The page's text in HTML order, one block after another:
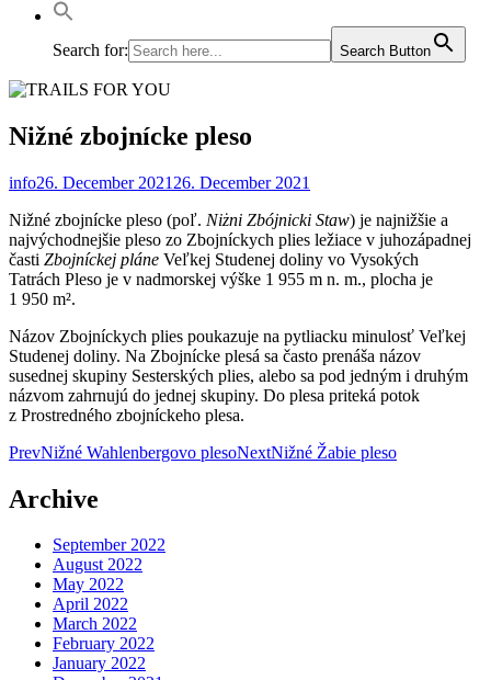
Search for: Search Button
Nižné zbojnícke pleso
info26. December 2021 26. December 2021
Nižné zbojnícke pleso (poľ. Niżni Zbójnicki Staw) je najnižšie a
najvýchodnejšie pleso zo Zbojníckych plies ležiace v juhozápadnej
časti Zbojníckej pláne Veľkej Studenej doliny vo Vysokých
Tatrách Pleso je v nadmorskej výške 1 955 m n. m., plocha je
1 950 m².
Názov Zbojníckych plies poukazuje na pytliacku minulosť Veľkej
Studenej doliny. Na Zbojnícke plesá sa často prenáša názov
susednej skupiny Sesterských plies, alebo sa pod jedným i druhým
názvom zahrnujú do jednej skupiny. Do plesa priteká potok
z Prostredného zbojníckeho plesa.
Post
navigation
PrevNižné Wahlenbergovo plesoNextNižné Žabie pleso
Archive
September 2022
August 2022
May 2022
April 2022
March 2022
February 2022
January 2022